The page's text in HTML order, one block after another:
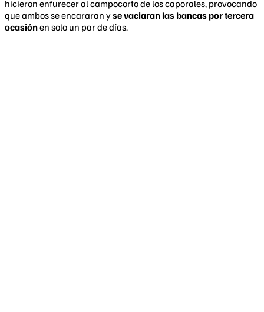
hicieron enfurecer al campocorto de los caporales, provocando
que ambos se encararan yse vaciaran las bancas por tercera
ocasiónen solo un par de días.